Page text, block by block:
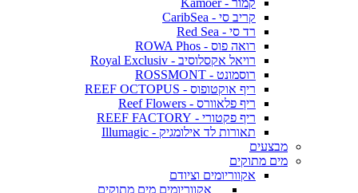
קריב סי - CaribSea
רד סי - Red Sea
רואה פוס - ROWA Phos
רויאל אקסלוסיב - Royal Exclusiv
רוסמונט - ROSSMONT
ריף אוקטופוס - REEF OCTOPUS
ריף פלאוורס - Reef Flowers
ריף פקטורי - REEF FACTORY
תאורות לד אילומגיק - Illumagic
מבצעים
מים מתוקים
אקווריומים וציודם
אקווריומים מים מתוקים